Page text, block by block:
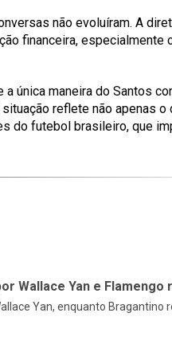
não evoluíram. A
financeira, especialmente
única maneira do Santos
reflete não apenas
do futebol brasileiro, que
Wallace Yan e Flamengo
Yan, enquanto Bragantino